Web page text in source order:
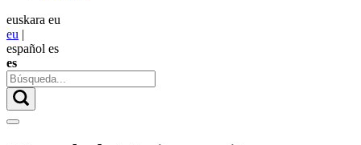
euskara eu
eu |
español es
es